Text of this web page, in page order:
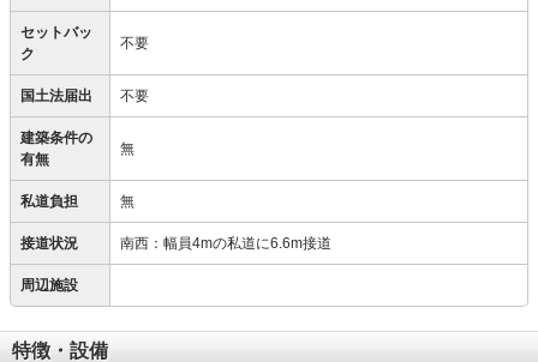
セットバッ
ク
不要
国土法届出 不要
建築条件の
有無
無
私道負担 無
接道状況 南西：幅員4mの私道に6.6m接道
周辺施設
特徴・設備